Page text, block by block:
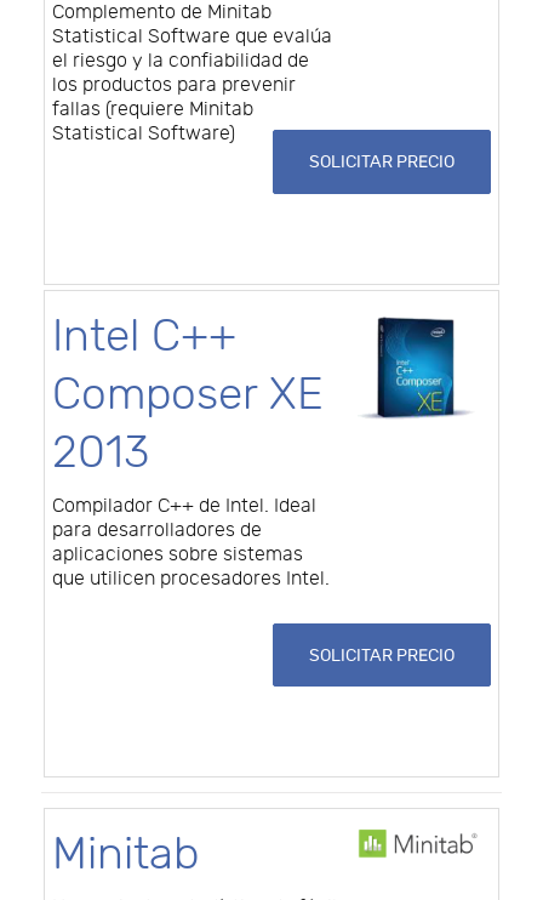
Complemento de Minitab
Statistical Software que evalúa
el riesgo y la confiabilidad de
los productos para prevenir
fallas (requiere Minitab
Statistical Software)
SOLICITAR PRECIO
Intel C++
Composer XE
2013
Compilador C++ de Intel. Ideal
para desarrolladores de
aplicaciones sobre sistemas
que utilicen procesadores Intel.
SOLICITAR PRECIO
Minitab